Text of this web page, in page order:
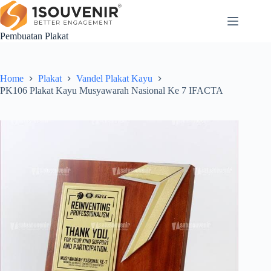
Skip
to
content
Pembuatan Plakat
Home Plakat
Vandel Plakat Kayu
PK106 Plakat Kayu Musyawarah Nasional Ke 7 IFACTA